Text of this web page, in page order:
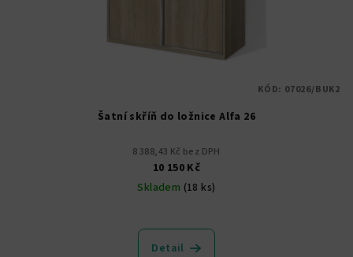
Šatní skříň do ložnice Alfa 26
8 388,43 Kč bez DPH
10 150 Kč
Skladem (18 ks)
hodnocení
produktu
Detail
KÓD: 07026/BUK2